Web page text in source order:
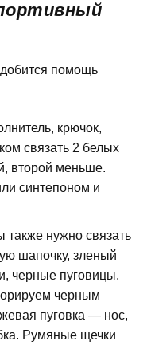
помощь
крючок,
связать 2 белых
второй меньше.
синтепоном и
нужно связать
шапочку, зленый
черные пуговицы.
черным
пуговка — нос,
Румяные щечки